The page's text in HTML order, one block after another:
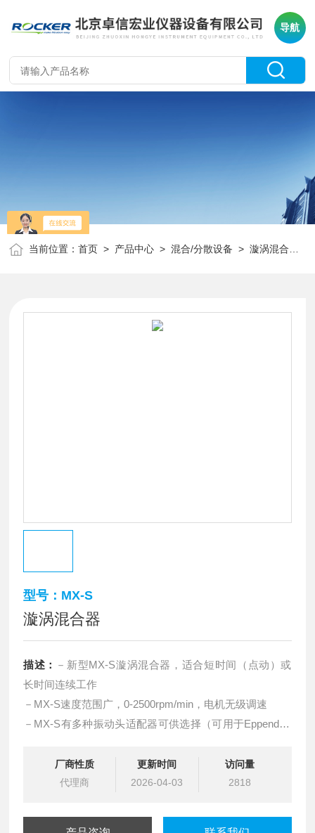
导航
当前位置：首页 > 产品中心 >混合/分散设备 >漩涡混合器
型号：MX-S
漩涡混合器
描述： －新型MX-S漩涡混合器，适合短时间（点动）或
长时间连续工作
－MX-S速度范围广，0-2500rpm/min，电机无级调速
－MX-S有多种振动头适配器可供选择（可用于Eppendorf
－硅制底座，外形小巧，*防震，适合高速工作
－振动头安装方便
厂商性质
代理商
更新时间
2026-04-03
访问量
2818